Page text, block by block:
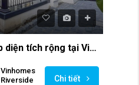
Cho thuê biệt thự đơn lập diện tích rộng tại Vinhomes Riverside Long Biên
Vinhomes
Riverside
Chi tiết